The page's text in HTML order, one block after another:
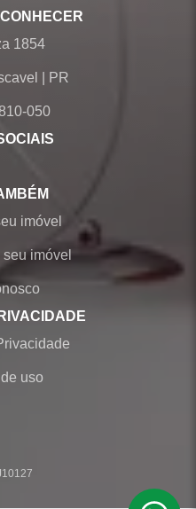
1854
PR
050
imóvel
imóvel
uso